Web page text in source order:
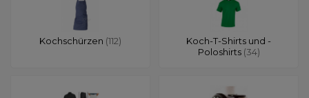
Kochschürzen (112)
Koch-T-Shirts und -
Poloshirts (34)